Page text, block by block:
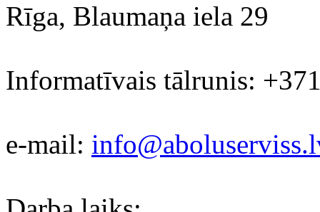
Rīga, Blaumaņa iela 29
Informatīvais tālrunis:
e-mail: